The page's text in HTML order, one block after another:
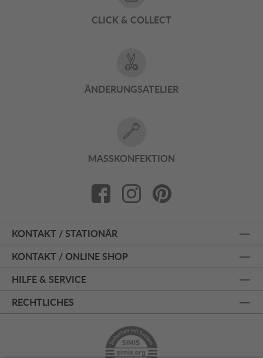
CLICK & COLLECT
ÄNDERUNGSATELIER
MASSKONFEKTION
KONTAKT / STATIONÄR
KONTAKT / ONLINE SHOP
HILFE & SERVICE
RECHTLICHES